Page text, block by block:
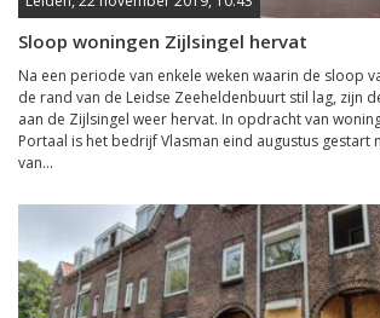
Sloop woningen Zijlsingel hervat
Na een periode van enkele weken waarin de sloop
de rand van de Leidse Zeeheldenbuurt stil lag, zijn
aan de Zijlsingel weer hervat. In opdracht van
Portaal is het bedrijf Vlasman eind augustus gestart
van...